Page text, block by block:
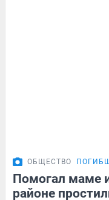
ОБЩЕСТВО
Помогал маме
районе